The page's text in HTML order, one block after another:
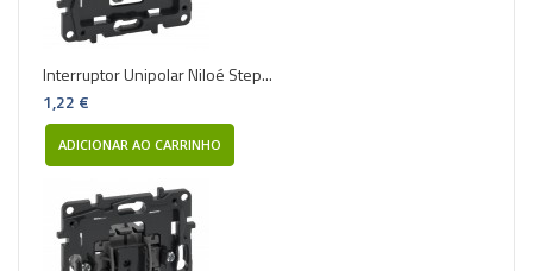
Interruptor Unipolar Niloé Step...
1,22 €
ADICIONAR AO CARRINHO